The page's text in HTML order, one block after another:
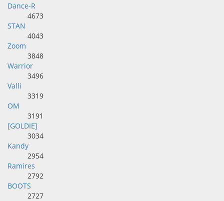
Dance-R
4673
STAN
4043
Zoom
3848
Warrior
3496
Valli
3319
OM
3191
[GOLDIE]
3034
Kandy
2954
Ramires
2792
BOOTS
2727